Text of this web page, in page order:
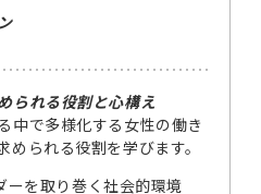
られる役割と心構え
中で多様化する女性の働き
められる役割を学びます。
ーを取り巻く社会的環境